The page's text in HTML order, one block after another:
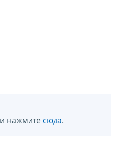
нажмите сюда.